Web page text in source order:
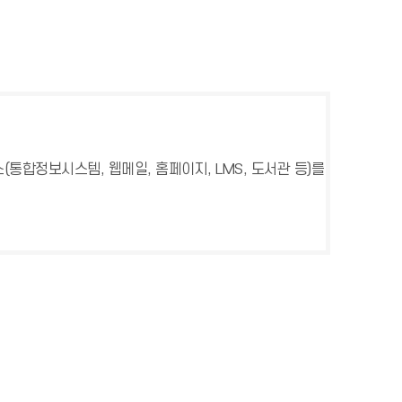
통합정보시스템, 웹메일, 홈페이지, LMS, 도서관 등)를